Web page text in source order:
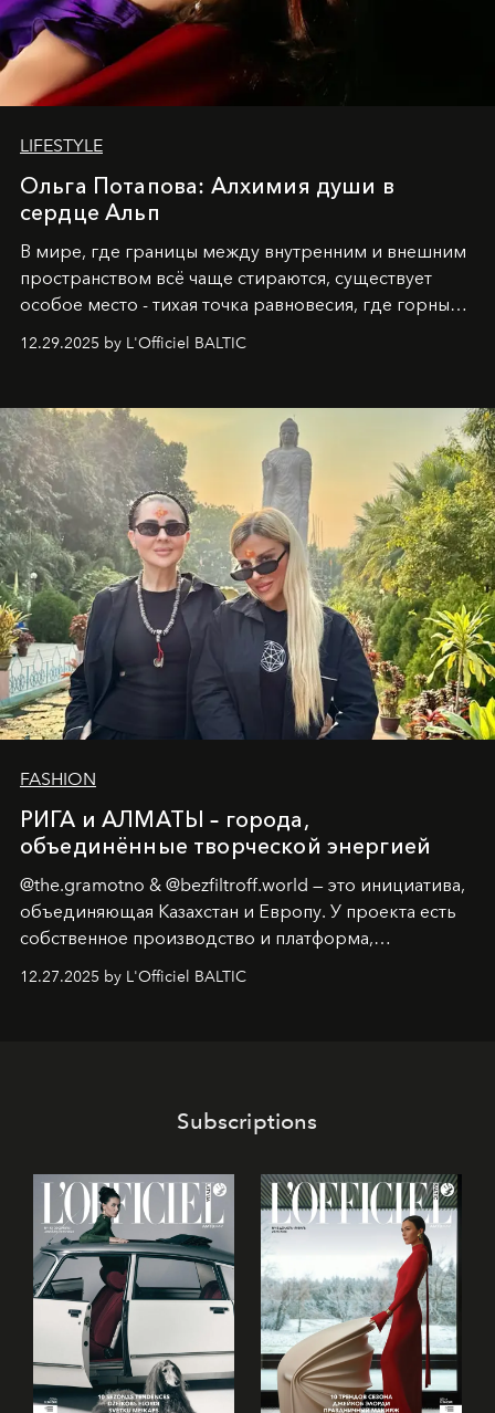
LIFESTYLE
Ольга Потапова: Алхимия души в
сердце Альп
В мире, где границы между внутренним и внешним
пространством всё чаще стираются, существует
особое место - тихая точка равновесия, где горные
вершины Швейцарии встречаются с бездонными
глубинами человеческой души. Здесь, на стыке
Ольга Потапова - женщина, чей путь от поиска
истины превратился в искусство превращения
человеческих кризисов в возможности для
возрождения.
12.29.2025 by L'Officiel BALTIC
FASHION
РИГА и АЛМАТЫ – города,
объединённые творческой энергией
@the.gramotno & @bezfiltroff.world — это инициатива,
объединяющая Казахстан и Европу. У проекта есть
собственное производство и платформа,
предоставляющая возможности, поддержку и
решения для дизайнеров и молодых брендов.
12.27.2025 by L'Officiel BALTIC
Subscriptions